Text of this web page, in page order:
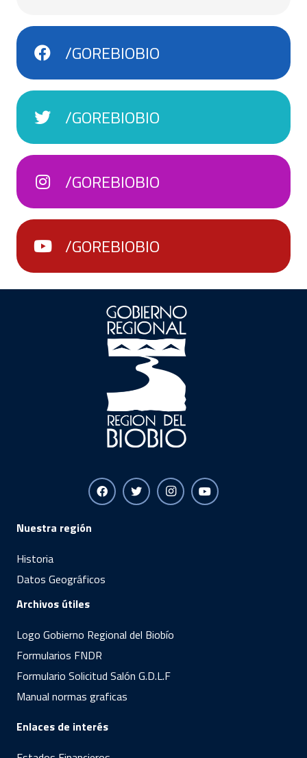
/GOREBIOBIO
/GOREBIOBIO
/GOREBIOBIO
/GOREBIOBIO
Nuestra región
Historia
Datos Geográficos
Archivos útiles
Logo Gobierno Regional del Biobío
Formularios FNDR
Formulario Solicitud Salón G.D.L.F
Manual normas graficas
Enlaces de interés